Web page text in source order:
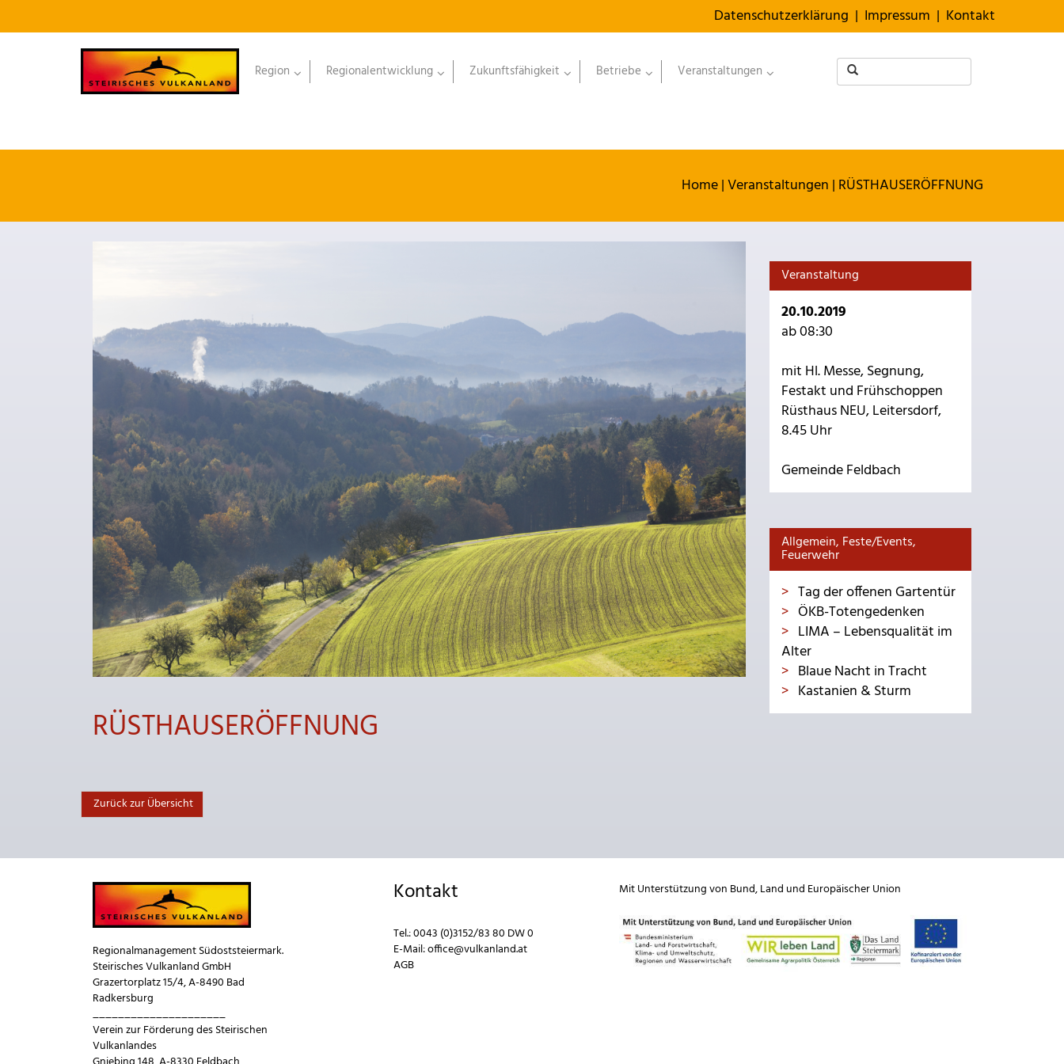
Datenschutzerklärung | Impressum | Kontakt
Region Regionalentwicklung Zukunftsfähigkeit Betriebe Veranstaltungen
Home|Veranstaltungen | RÜSTHAUSERÖFFNUNG
RÜSTHAUSERÖFFNUNG
Zurück zur Übersicht
Veranstaltung
20.10.2019
ab 08:30
mit Hl. Messe, Segnung,
Festakt und Frühschoppen
Rüsthaus NEU, Leitersdorf,
8.45 Uhr
Gemeinde Feldbach
Allgemein, Feste/Events,
Feuerwehr
Tag der offenen Gartentür
ÖKB-Totengedenken
LIMA – Lebensqualität im
Alter
Blaue Nacht in Tracht
Kastanien & Sturm
Regionalmanagement Südoststeiermark.
Steirisches Vulkanland GmbH
Grazertorplatz 15/4, A-8490 Bad
Radkersburg
_____________________
Verein zur Förderung des Steirischen
Vulkanlandes
Kontakt
Tel.:0043 (0)3152/83 80 DW 0
E-Mail:office@vulkanland.at
AGB
Mit Unterstützung von Bund,Land und Europäischer Union